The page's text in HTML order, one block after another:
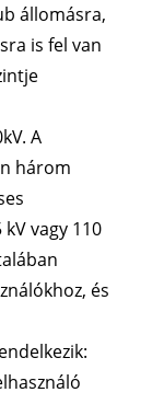
állomásra,
is fel van
A
három
vagy 110
és